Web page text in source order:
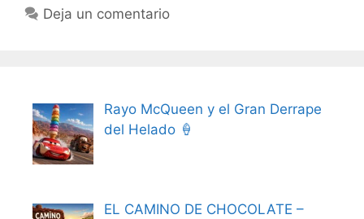
Deja un comentario
Rayo McQueen y el Gran Derrape
del Helado 🍦
EL CAMINO DE CHOCOLATE –